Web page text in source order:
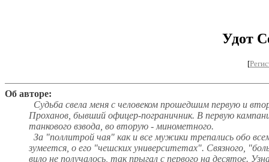
Удот
[
Об авторе:
Судьба свела меня с человеком прошедшим первую и
Проханов, бывший офицер-пограничник. В первую
танкового взвода, во вторую - минометного.
За "поллитрой чая" как и все мужики трепались обо
зумеется, о его "чешских университетах". Связного,
вило не получалось, так прыгал с первого на десятое.